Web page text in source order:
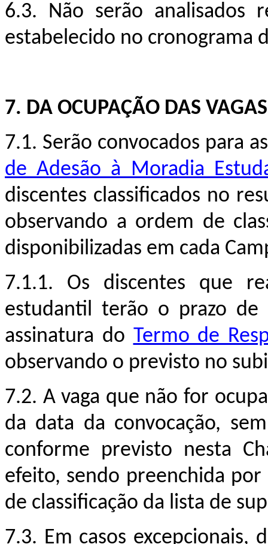
6.3. Não serão analisados
estabelecido no cronograma
7. DA OCUPAÇÃO DAS VAGAS
7.1. Serão convocados para
de Adesão à Moradia
discentes classificados no
observando a ordem de
disponibilizadas em cada
7.1.1. Os discentes que
estudantil terão o prazo de
assinatura do Termo de
observando o previsto no
7.2. A vaga que não for
da data da convocação,
conforme previsto nesta
efeito, sendo preenchida
de classificação da lista de
7.3. Em casos excepcionais,